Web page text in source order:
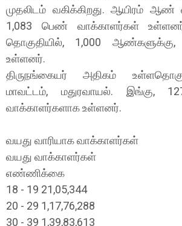
முதலிடம் வகிக்கிறது. ஆயிரம் ஆண்
1,083 பெண் வாக்காளர்கள்
தொகுதியில், 1,000
உள்ளனர்.
திருநங்கையர் அதிகம்
மாவட்டம், மதுரவாயல். இங்கு,
வாக்காளர்களாக உள்ளனர்.
வயது வாரியாக வாக்காளர்கள்
வயது வாக்காளர்கள்
எண்ணிக்கை
18 - 19 21,05,344
20 - 29 1,17,76,288
30 - 39 1,39,83,613